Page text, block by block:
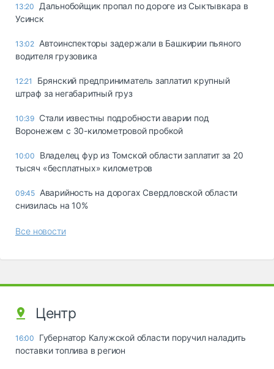
13:20
Дальнобойщик пропал по дороге из Сыктывкара в
Усинск
13:02 Автоинспекторы задержали в Башкирии пьяного
водителя грузовика
12:21
Брянский предприниматель заплатил крупный
штраф за негабаритный груз
10:39 Стали известны подробности аварии под
Воронежем с 30-километровой пробкой
10:00
Владелец фур из Томской области заплатит за 20
тысяч «бесплатных» километров
09:45 Аварийность на дорогах Свердловской области
снизилась на 10%
Все новости
Центр
16:00
Губернатор Калужской области поручил наладить
поставки топлива в регион